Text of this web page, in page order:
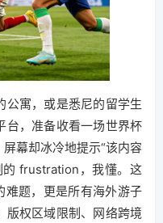
公寓，或是悉尼的留学生
台，准备收看一场世界杯
幕却冰冷地提示“该内容
的 frustration，我懂。这
难题，更是所有海外游子
版权区域限制、网络跨境